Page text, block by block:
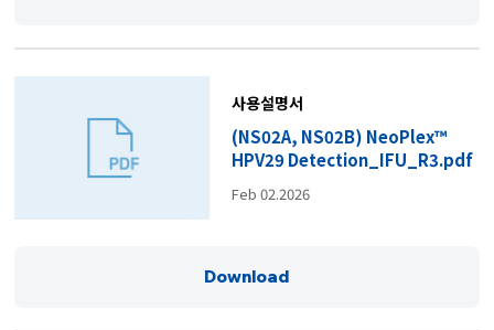
사용설명서
(NS02A, NS02B) NeoPlex™
HPV29 Detection_IFU_R3.pdf
Feb 02.2026
Download